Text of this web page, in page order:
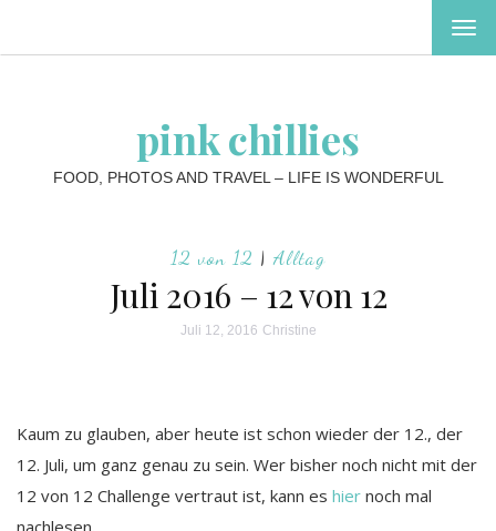
pink chillies
FOOD, PHOTOS AND TRAVEL – LIFE IS WONDERFUL
12 von 12 | Alltag
Juli 2016 – 12 von 12
Juli 12, 2016 Christine
Kaum zu glauben, aber heute ist schon wieder der 12., der
12. Juli, um ganz genau zu sein. Wer bisher noch nicht mit der
12 von 12 Challenge vertraut ist, kann es hier noch mal
nachlesen.